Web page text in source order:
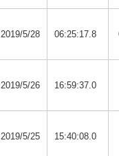
2019/5/28 06:25:17.8
2019/5/26 16:59:37.0
2019/5/25 15:40:08.0